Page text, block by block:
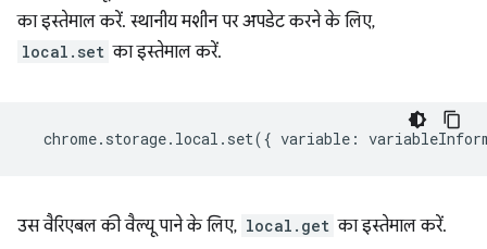
का इस्तेमाल करें. स्थानीय मशीन पर अपडेट करने के लिए,
local.set का इस्तेमाल करें.
chrome. storage. local . set({ variable :
उस वैरिएबल की वैल्यू पाने के लिए, local.get का इस्तेमाल करें.